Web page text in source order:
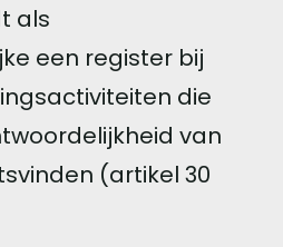
als
een register bij
die
van
(artikel 30